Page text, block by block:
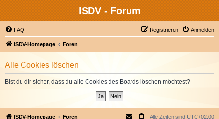
ISDV - Forum
FAQ Anmelden
Registrieren
ISDV-Homepage Foren
Alle Cookies löschen
Bist du dir sicher, dass du alle Cookies des Boards löschen möchtest?
ISDV-Homepage Foren Alle Zeiten sind UTC+02:00